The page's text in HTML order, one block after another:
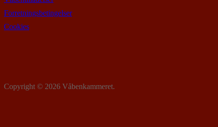
Forretningsbetingelser
Cookies
Copyright © 2026 Våbenkammeret.